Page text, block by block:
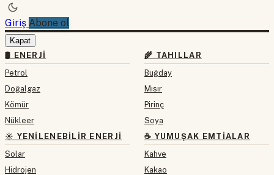
Giriş Abone ol
Kapat
🛢 ENERJI
Petrol
Doğalgaz
Kömür
Nükleer
☀️ YENILENEBILIR ENERJI
Solar
Hidrojen
🌾 TAHILLAR
Buğday
Mısır
Pirinç
Soya
☕ YUMUŞAK EMTIALAR
Kahve
Kakao